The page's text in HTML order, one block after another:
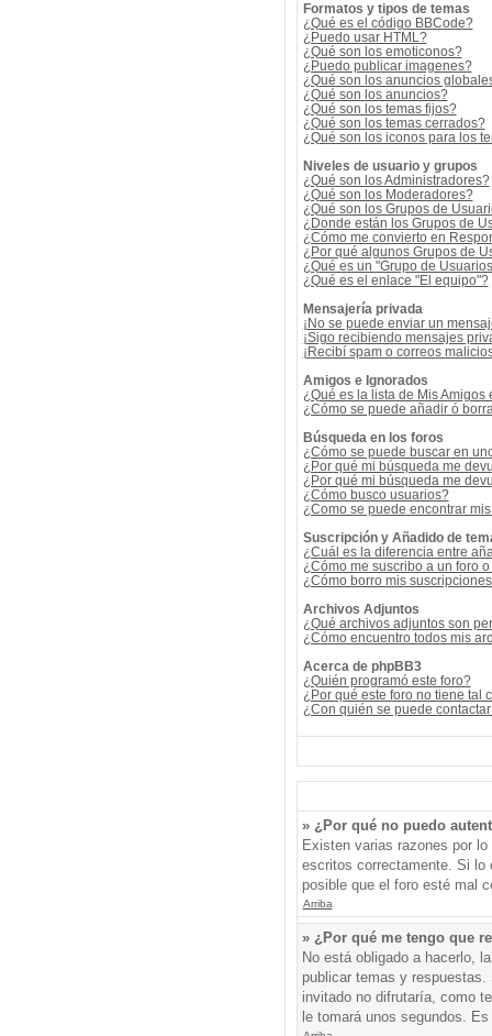
Formatos y tipos de temas
¿Qué es el código BBCode?
¿Puedo usar HTML?
¿Qué son los emoticonos?
¿Puedo publicar imagenes?
¿Qué son los anuncios
¿Qué son los anuncios?
¿Qué son los temas fijos?
¿Qué son los temas cerrados?
¿Qué son los iconos para los
Niveles de usuario y grupos
¿Qué son los Administradores?
¿Qué son los Moderadores?
¿Qué son los Grupos de
¿Donde están los Grupos de
¿Cómo me convierto en
¿Por qué algunos Grupos de
¿Qué es un "Grupo de
¿Qué es el enlace "El equipo"?
Mensajería privada
¡No se puede enviar un
¡Sigo recibiendo mensajes
¡Recibí spam o correos
Amigos e Ignorados
¿Qué es la lista de Mis Amigos
¿Cómo se puede añadir ó
Búsqueda en los foros
¿Cómo se puede buscar en
¿Por qué mi búsqueda me
¿Por qué mi búsqueda me
¿Cómo busco usuarios?
¿Como se puede encontrar
Suscripción y Añadido de
¿Cuál es la diferencia entre
¿Cómo me suscribo a un foro
¿Cómo borro mis
Archivos Adjuntos
¿Qué archivos adjuntos son
¿Cómo encuentro todos mis
Acerca de phpBB3
¿Quién programó este foro?
¿Por qué este foro no tiene tal
¿Con quién se puede
» ¿Por qué no puedo
Existen varias razones por
escritos correctamente. Si lo
posible que el foro esté mal
Arriba
» ¿Por qué me tengo que
No está obligado a hacerlo,
publicar temas y
invitado no difrutaría, como
le tomará unos segundos.